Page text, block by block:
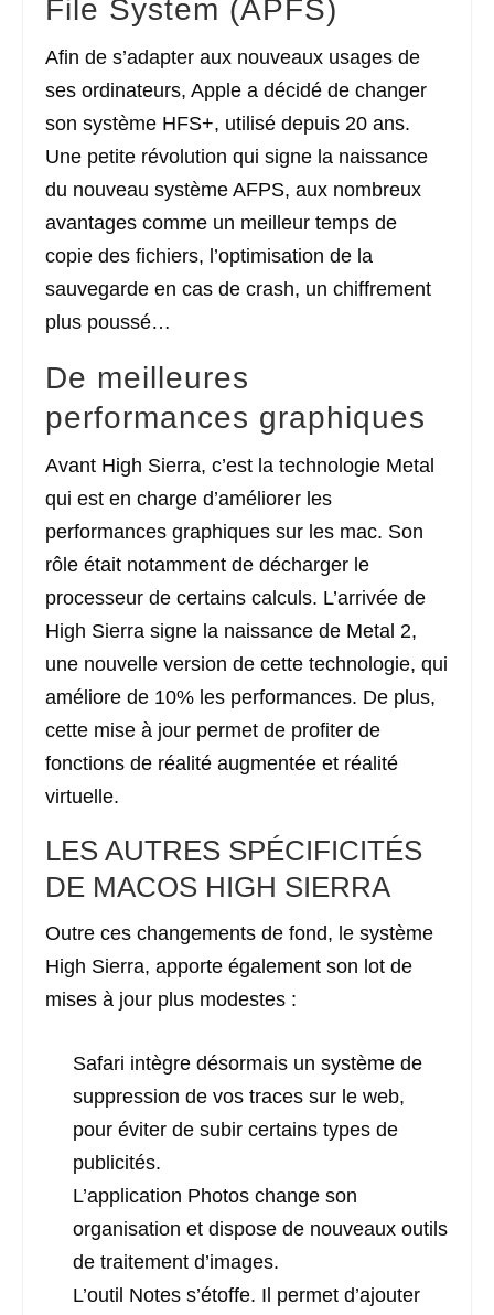
File System (APFS)
Afin de s’adapter aux nouveaux usages de
ses ordinateurs, Apple a décidé de changer
son système HFS+, utilisé depuis 20 ans.
Une petite révolution qui signe la naissance
du nouveau système AFPS, aux nombreux
avantages comme un meilleur temps de
copie des fichiers, l’optimisation de la
sauvegarde en cas de crash, un chiffrement
plus poussé…
De meilleures
performances graphiques
Avant High Sierra, c’est la technologie Metal
qui est en charge d’améliorer les
performances graphiques sur les mac. Son
rôle était notamment de décharger le
processeur de certains calculs. L’arrivée de
High Sierra signe la naissance de Metal 2,
une nouvelle version de cette technologie, qui
améliore de 10% les performances. De plus,
cette mise à jour permet de profiter de
fonctions de réalité augmentée et réalité
virtuelle.
LES AUTRES SPÉCIFICITÉS
DE MACOS HIGH SIERRA
Outre ces changements de fond, le système
High Sierra, apporte également son lot de
mises à jour plus modestes :
Safari intègre désormais un système de
suppression de vos traces sur le web,
pour éviter de subir certains types de
publicités.
L’application Photos change son
organisation et dispose de nouveaux outils
de traitement d’images.
L’outil Notes s’étoffe. Il permet d’ajouter